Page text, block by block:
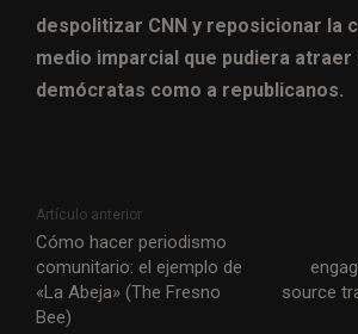
despolitizar CNN y reposicionar la
medio imparcial que pudiera atraer
demócratas como a republicanos.
Artículo anterior
Cómo hacer periodismo
comunitario: el ejemplo de
«La Abeja» (The Fresno
Bee)
source